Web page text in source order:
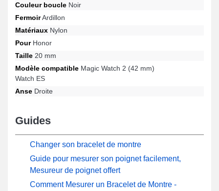
références Magic Watch 2 (42 mm), Watch ES et beaucoup
supérieure. Par le biais de son ergonomie étudiée, ce produit
Honor se combine sans effort sur une multitude de références de
la marque Honor, assurant une expérience utilisateur optimale au
Couleur boucle Noir
FermoirArdillon
Matériaux Nylon
PourHonor
Taille 20 mm
Modèle compatible Magic Watch 2 (42 mm)
Watch ES
Anse Droite
Guides
Changer son bracelet de montre
Guide pour mesurer son poignet facilement,
Mesureur de poignet offert
Comment Mesurer un Bracelet de Montre -